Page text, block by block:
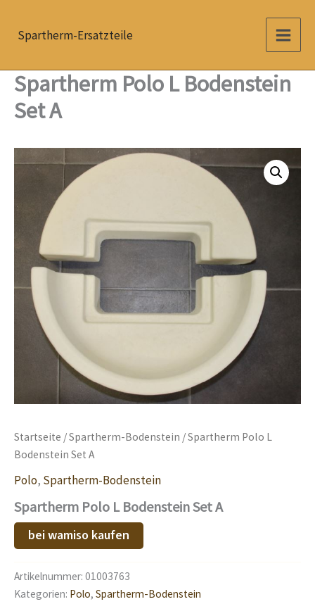
InhaltSpartherm-Ersatzteile
Spartherm Polo L Bodenstein
Set A
Startseite /Spartherm-Bodenstein / Spartherm Polo L
Bodenstein Set A
Polo, Spartherm-Bodenstein
Spartherm Polo L Bodenstein Set A
bei wamiso kaufen
Artikelnummer: 01003763
Kategorien: Polo, Spartherm-Bodenstein